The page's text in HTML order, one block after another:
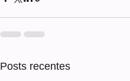
Posts recentes